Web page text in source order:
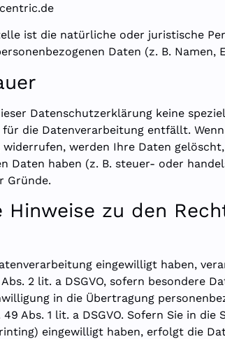
ist die natürliche oder juristische
Daten (z. B. Namen,
Datenschutzerklärung keine
für die Datenverarbeitung entfällt.
werden Ihre Daten
Daten haben (z. B. steuer- oder
Gründe.
Hinweise zu den
eingewilligt haben,
Abs. 2 lit. a DSGVO, sofern besondere
in die Übertragung
Abs. 1 lit. a DSGVO. Sofern Sie in
eingewilligt haben, erfolgt die